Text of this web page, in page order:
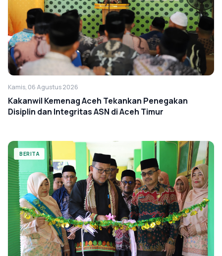
Kamis, 06 Agustus 2026
Kakanwil Kemenag Aceh Tekankan Penegakan
Disiplin dan Integritas ASN di Aceh Timur
BERITA